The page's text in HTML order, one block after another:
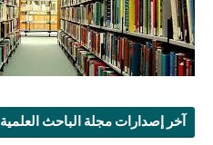
آخر إصدارات مجلة الباحث العلمية